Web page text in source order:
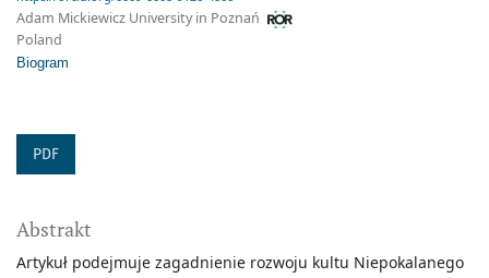
Adam Mickiewicz University in Poznań
Poland
Biogram
PDF
Abstrakt
Artykuł podejmuje zagadnienie rozwoju kultu Niepokalanego